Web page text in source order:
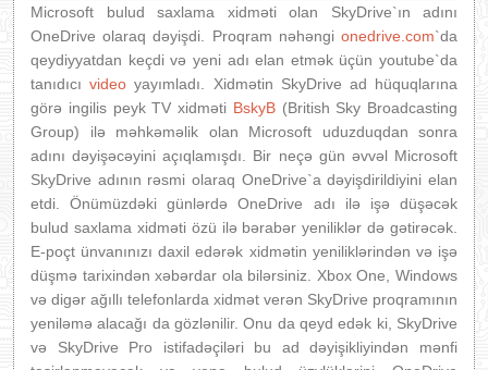
Microsoft bulud saxlama xidməti olan SkyDrive`ın adını
OneDrive olaraq dəyişdi. Proqram nəhəngi onedrive.com`da
qeydiyyatdan keçdi və yeni adı elan etmək üçün youtube`da
tanıdıcı video yayımladı. Xidmətin SkyDrive ad hüquqlarına
görə ingilis peyk TV xidməti BskyB(British Sky Broadcasting
Group) ilə məhkəməlik olan Microsoft uduzduqdan sonra
adını dəyişəcəyini açıqlamışdı. Bir neçə gün əvvəl Microsoft
SkyDrive adının rəsmi olaraq OneDrive`a dəyişdirildiyini elan
etdi. Önümüzdəki günlərdə OneDrive adı ilə işə düşəcək
bulud saxlama xidməti özü ilə bərabər yeniliklər də gətirəcək.
E-poçt ünvanınızı daxil edərək xidmətin yeniliklərindən və işə
düşmə tarixindən xəbərdar ola bilərsiniz. Xbox One, Windows
və digər ağıllı telefonlarda xidmət verən SkyDrive proqramının
yeniləmə alacağı da gözlənilir. Onu da qeyd edək ki, SkyDrive
və SkyDrive Pro istifadəçiləri bu ad dəyişikliyindən mənfi